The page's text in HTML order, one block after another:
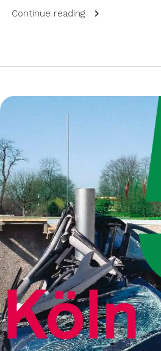
Continue reading